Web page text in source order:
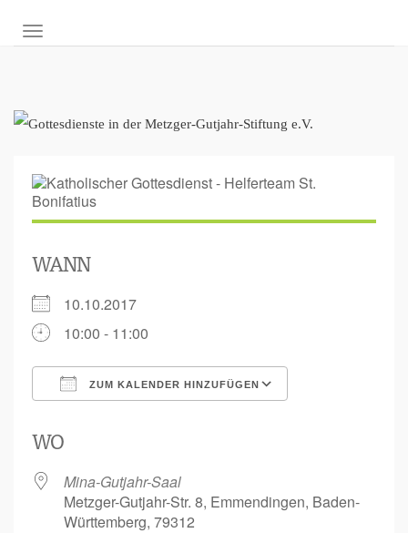
NAVIGATION UMSCHALTEN
WANN
10.10.2017
10:00 - 11:00
ZUM KALENDER HINZUFÜGEN
WO
Mina-Gutjahr-Saal
Metzger-Gutjahr-Str. 8, Emmendingen, Baden-
Württemberg, 79312